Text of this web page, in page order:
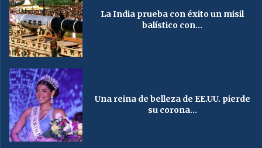
La India prueba con éxito un misil
balístico con...
Una reina de belleza de EE.UU. pierde
su corona...